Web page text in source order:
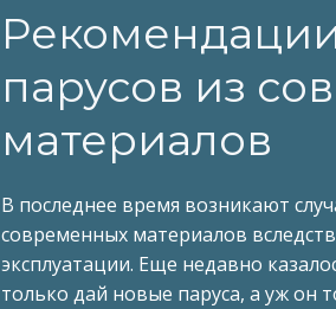
парусов из
материалов
В последнее время возникают
современных материалов
эксплуатации. Еще недавно
только дай новые паруса, а уж он